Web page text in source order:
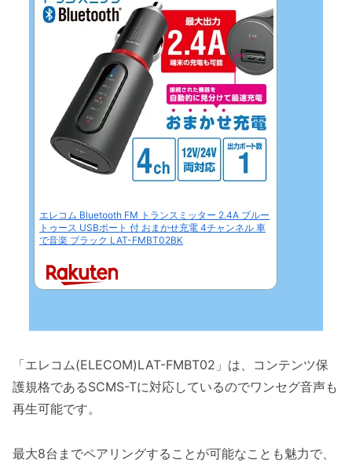
エレコム Bluetooth FM トランスミッター 2.4A ブルー
トゥース USBポート 付 おまかせ充電 4チャンネル 車
で音楽 ブラック LAT-FMBT02BK
「エレコム(ELECOM)LAT-FMBT02」は、コンテンツ保
護規格であるSCMS-Tに対応しているのでワンセグ音声も
再生可能です。
最大8台までペアリングすることが可能なことも魅力で、